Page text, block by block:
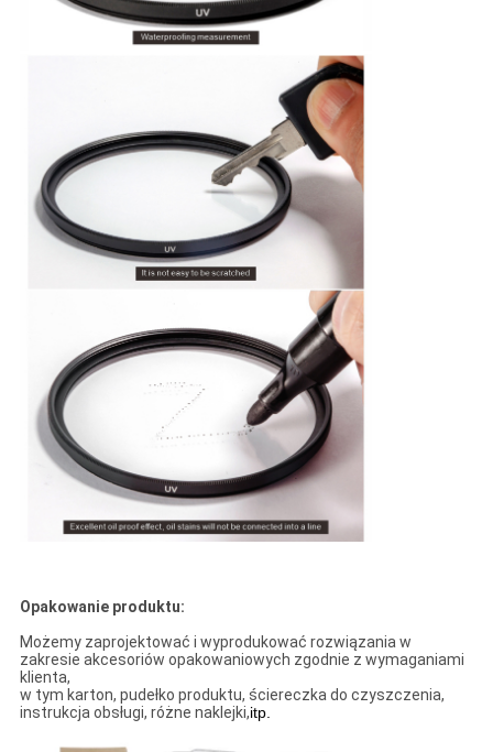
Opakowanie produktu:
Możemy zaprojektować i wyprodukować rozwiązania w
zakresie akcesoriów opakowaniowych zgodnie z wymaganiami
klienta,
w tym karton, pudełko produktu, ściereczka do czyszczenia,
instrukcja obsługi, różne naklejki,itp.